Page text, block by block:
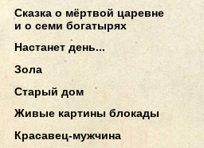
Сказка о мёртвой царевне
и о семи богатырях
Настанет день...
Зола
Старый дом
Живые картины блокады
Красавец-мужчина